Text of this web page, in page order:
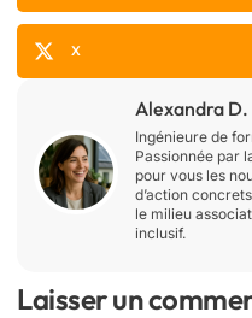
X
Alexandra D.
Ingénieure de
Passionnée par
pour vous les
d’action
le milieu
inclusif.
Laisser un